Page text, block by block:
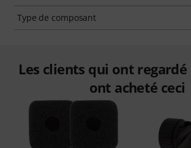
Type de composant
Les clients qui ont
ont acheté ceci